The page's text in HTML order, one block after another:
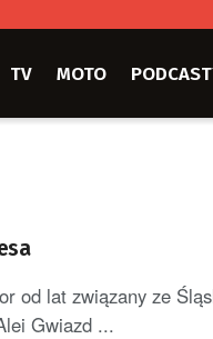
TV MOTO
od lat związany ze
Gwiazd ...